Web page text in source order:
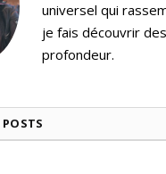
universel qui
je fais découvrir
profondeur.
POSTS